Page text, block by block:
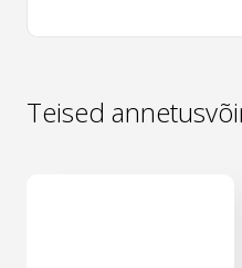
Teised